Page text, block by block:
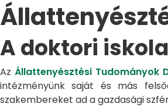
A doktori
Az Állattenyésztési Tudományok
intézményünk saját és más
szakembereket ad a gazdasági